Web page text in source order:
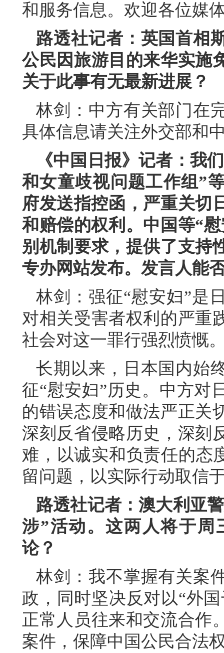
和服务信息。欢迎各位媒
路透社记者：英国首相
公民因旅游目的来华实施
关于此事有无最新进展？
林剑：中方有关部门在
具体信息请关注外交部和
《中国日报》记者：我
和女童歧视问题工作组”
府发送指控函，严重关切
和赔偿的权利。中国等“
别机制要求，提供了支持
专办网站发布。发言人能
林剑：强征“慰安妇”是
对相关受害者权利的严重
社会对这一罪行强烈愤慨
长期以来，日本国内始
征“慰安妇”历史。中方对
的错误态度和做法严正关
深刻反省侵略历史，深刻
难，以诚实和负责任的态
留问题，以实际行动取信
路透社记者：澳大利亚
涉”活动。这两人将于周
论？
林剑：我不掌握有关案
政，同时坚决反对以“外
正常人员往来和交流合作
案件，保障中国公民合法